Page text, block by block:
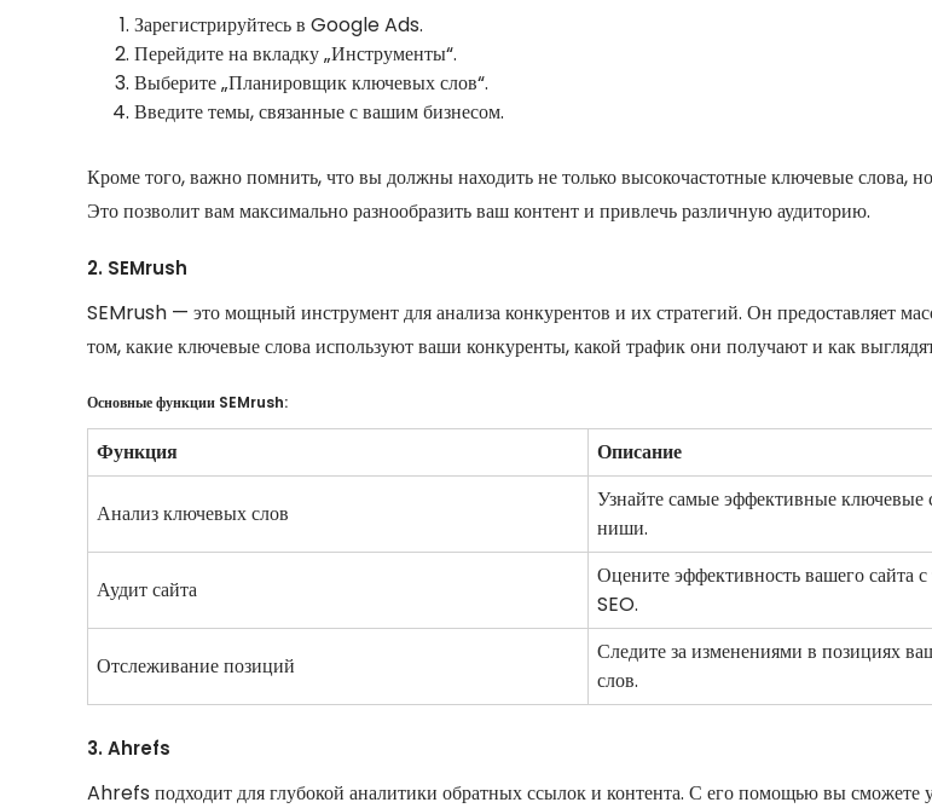
Зарегистрируйтесь в Google Ads.
Перейдите на вкладку „Инструменты“.
Выберите „Планировщик ключевых слов“.
Введите темы, связанные с вашим бизнесом.
Кроме того, важно помнить, что вы должны находить не только высокочастотные ключевые слова,
Это позволит вам максимально разнообразить ваш контент и привлечь различную аудиторию.
2. SEMrush
SEMrush — это мощный инструмент для анализа конкурентов и их стратегий. Он предоставляет
том, какие ключевые слова используют ваши конкуренты, какой трафик они получают и как
Основные функции SEMrush:
Функция Описание
Анализ ключевых слов
Узнайте самые эффективные ключевые
ниши.
Аудит сайта
Оцените эффективность вашего сайта
SEO.
Отслеживание позиций
Следите за изменениями в позициях
слов.
3. Ahrefs
Ahrefs подходит для глубокой аналитики обратных ссылок и контента. С его помощью вы сможете